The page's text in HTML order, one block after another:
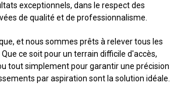
exceptionnels, dans le respect des
de qualité et de professionnalisme.
et nous sommes prêts à relever tous les
ce soit pour un terrain difficile d'accès,
tout simplement pour garantir une précision
par aspiration sont la solution idéale.